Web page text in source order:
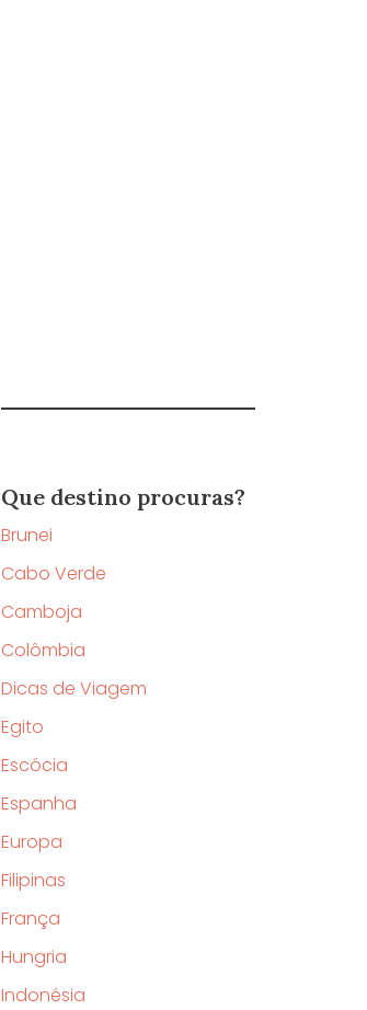
Que destino procuras?
Brunei
Cabo Verde
Camboja
Colômbia
Dicas de Viagem
Egito
Escócia
Espanha
Europa
Filipinas
França
Hungria
Indonésia